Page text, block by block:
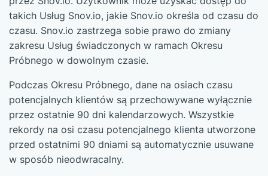
takich Usług Snov.io, jakie Snov.io określa od czasu do
czasu. Snov.io zastrzega sobie prawo do zmiany
zakresu Usług świadczonych w ramach Okresu
Próbnego w dowolnym czasie.
Podczas Okresu Próbnego, dane na osiach czasu
potencjalnych klientów są przechowywane wyłącznie
przez ostatnie 90 dni kalendarzowych. Wszystkie
rekordy na osi czasu potencjalnego klienta utworzone
przed ostatnimi 90 dniami są automatycznie usuwane
w sposób nieodwracalny.